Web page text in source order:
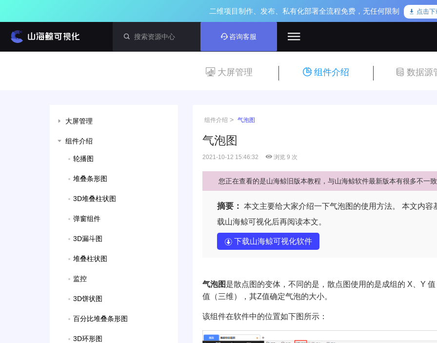
二维项目制作、发布、私有化部署全流程免费，无任何限制 点击下
咨询客服
大屏管理 组件介绍 数据源
大屏管理
组件介绍
轮播图
堆叠条形图
3D堆叠柱状图
弹窗组件
3D漏斗图
堆叠柱状图
监控
3D饼状图
百分比堆叠条形图
3D环形图
组件介绍 > 气泡图
气泡图
2021-10-12 15:46:32 浏览 9 次
您正在查看的是山海鲸旧版本教程，与山海鲸软件最新版本有很多不
摘要： 本文主要给大家介绍一下气泡图的使用方法。 本文内
载山海鲸可视化后再阅读本文。
下载山海鲸可视化软件
气泡图是散点图的变体，不同的是，散点图使用的是成组的 X、Y
值（三维），其Z值确定气泡的大小。
该组件在软件中的位置如下图所示：